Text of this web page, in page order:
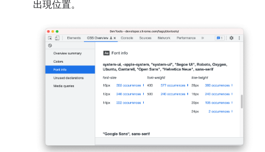
出現位置。